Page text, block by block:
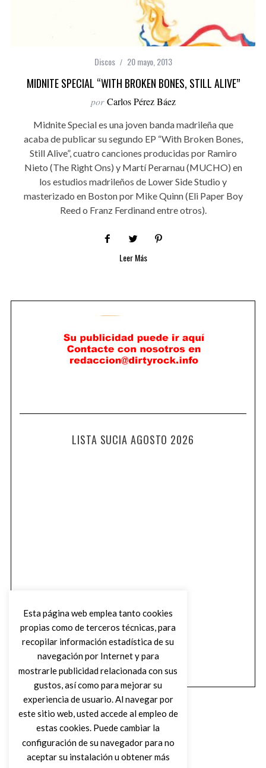
Discos 20 mayo, 2013
MIDNITE SPECIAL “WITH BROKEN BONES, STILL ALIVE”
por Carlos Pérez Báez
Midnite Special es una joven banda madrileña que
acaba de publicar su segundo EP “With Broken Bones,
Still Alive”, cuatro canciones producidas por Ramiro
Nieto (The Right Ons) y Martí Perarnau (MUCHO) en
los estudios madrileños de Lower Side Studio y
masterizado en Boston por Mike Quinn (Eli Paper Boy
Reed o Franz Ferdinand entre otros).
Leer Más
LISTA SUCIA AGOSTO 2026
Esta página web emplea tanto cookies
propias como de terceros técnicas, para
recopilar información estadística de su
navegación por Internet y para
mostrarle publicidad relacionada con sus
gustos, así como para mejorar su
experiencia de usuario. Al navegar por
este sitio web, usted accede al empleo de
estas cookies. Puede cambiar la
configuración de su navegador para no
aceptar su instalación u obtener más